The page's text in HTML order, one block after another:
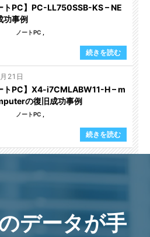
トPC】PC-LL750SSB-KS – NE
功事例
ノートPC
続きを読む
21日
トPC】X4-i7CMLABW11-H – m
の復旧成功事例
ノートPC
続きを読む
データが手